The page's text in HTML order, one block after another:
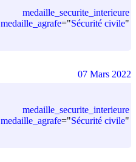
medaille_securite_interieure
medaille_agrafe="Sécurité civile"
medaille_securite_interieure
medaille_agrafe="Sécurité civile"
07 Mars 2022